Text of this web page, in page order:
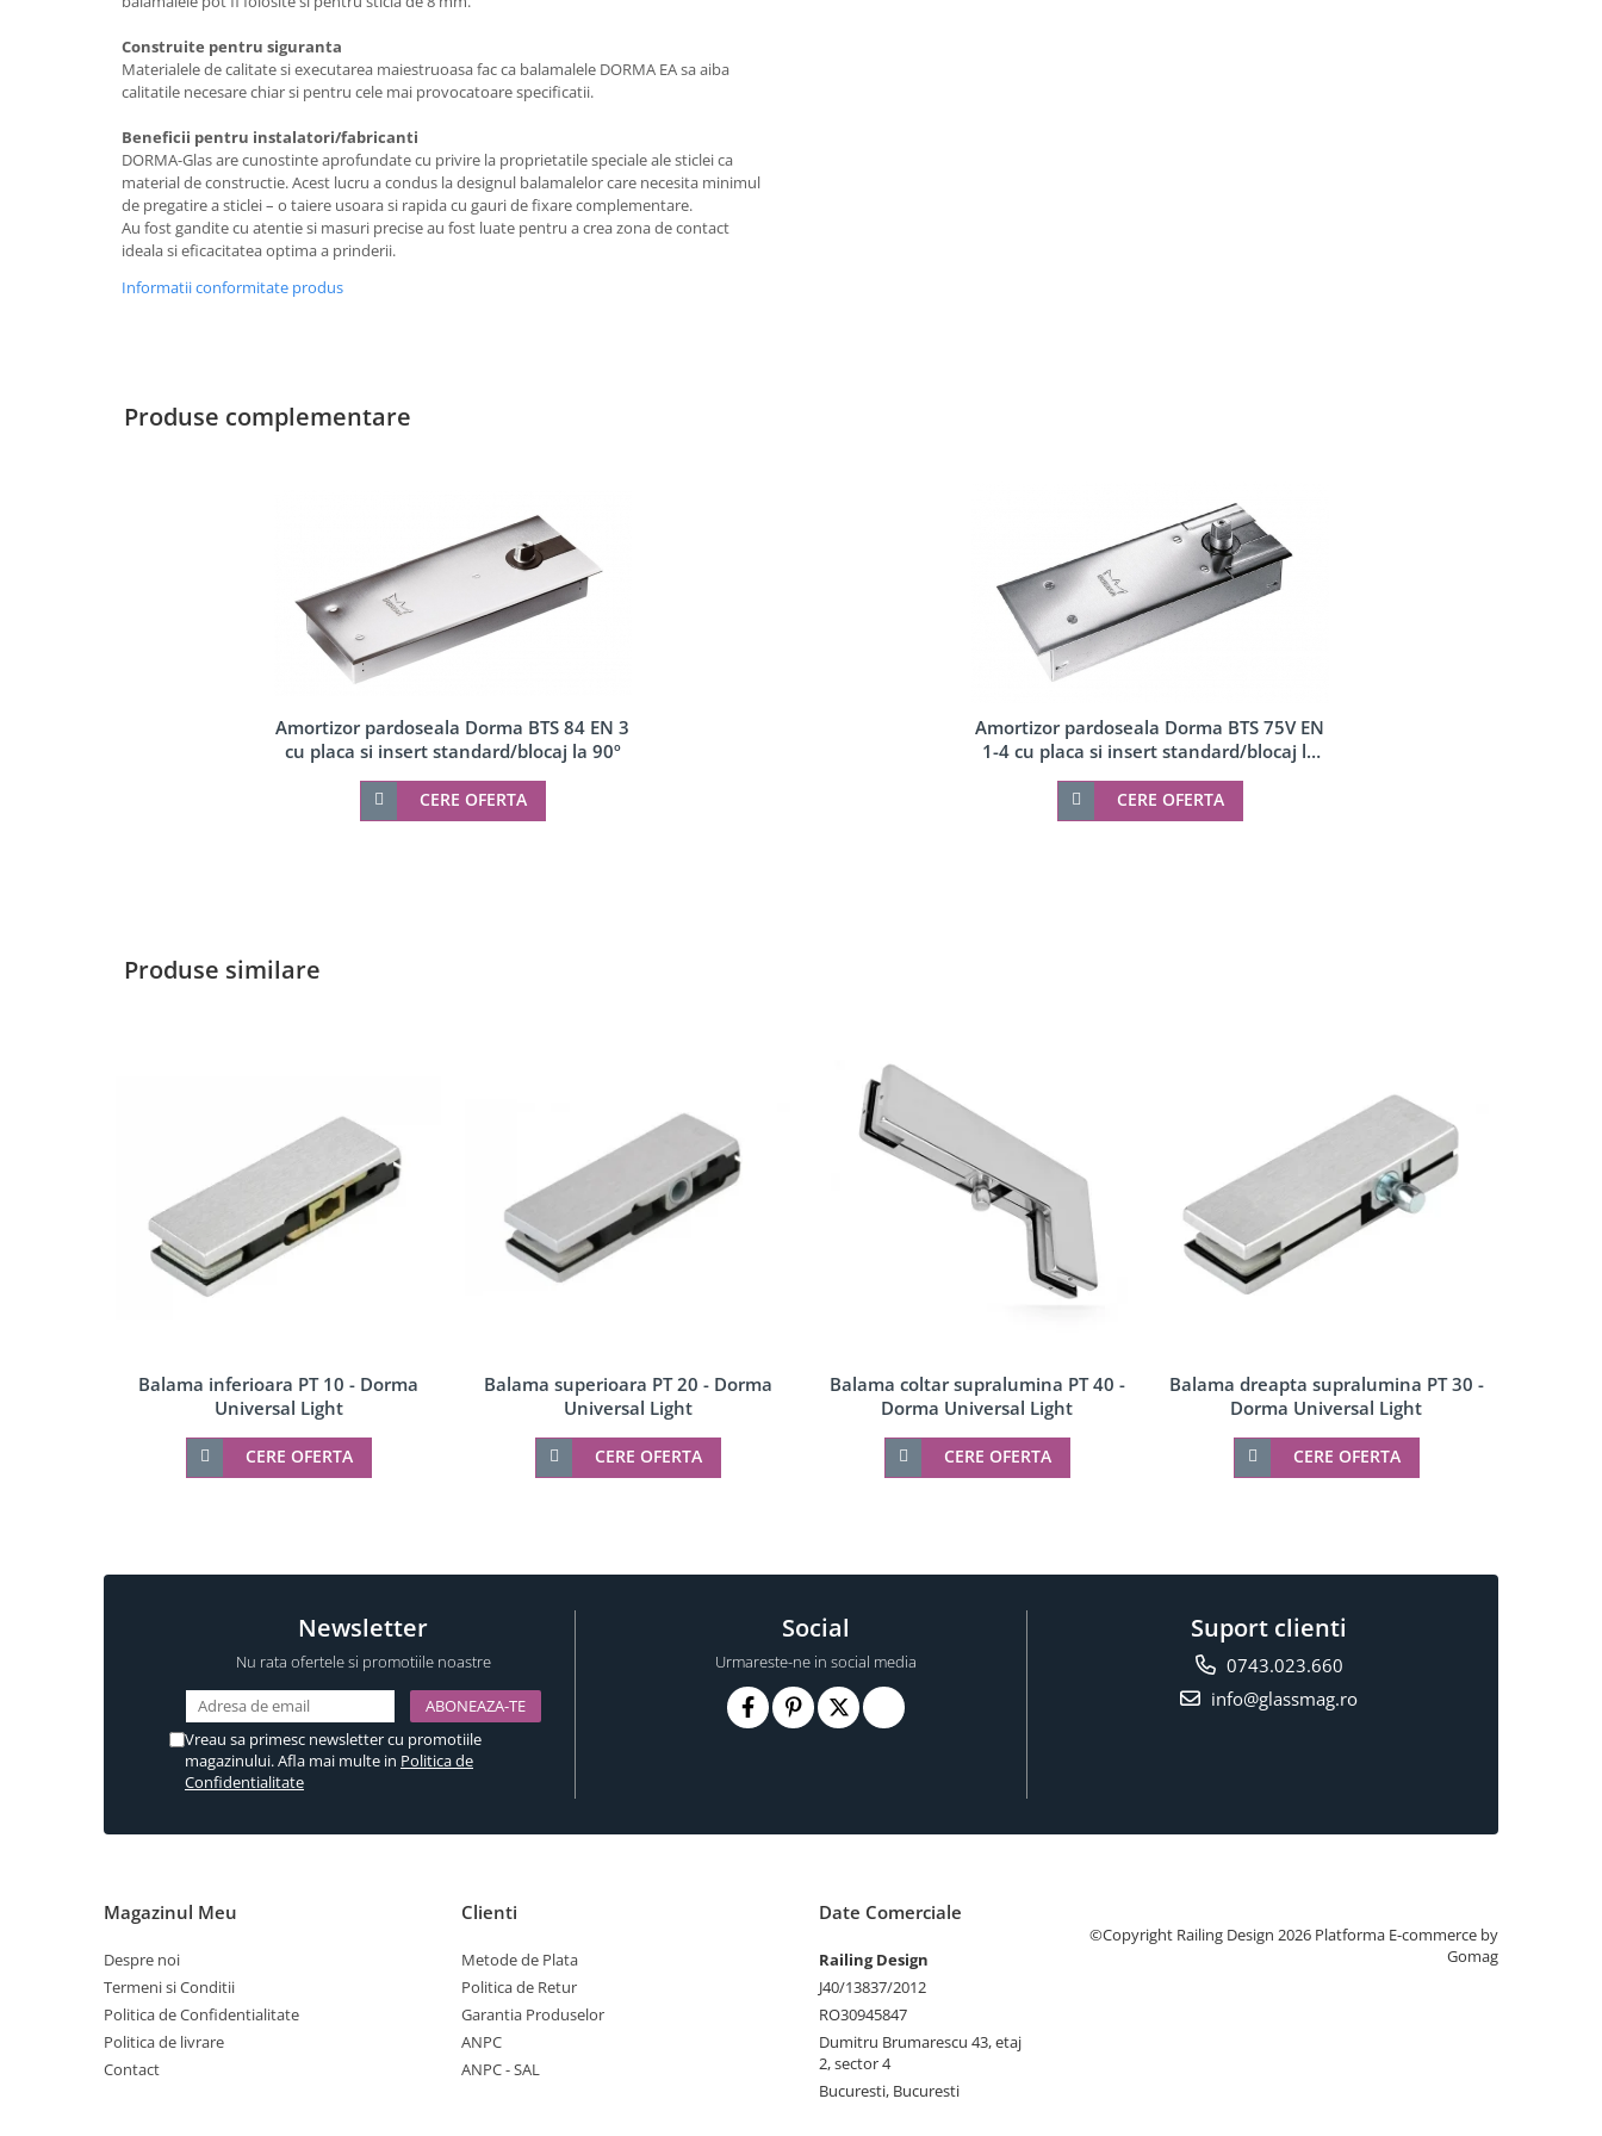
Usi glisante pentru vitrine
Manere tragatoare
Manere scoica
Componente cabine dus
Balamale cabine dus
Conectori cabine dus
Butoni si manere cabine dus
Cabluri si componente montanti balustrada
Securitate
Accesorii compartimentare toalete
Construite pentru siguranta
Materialele de calitate si executarea maiestruoasa fac ca balamalele DORMA EA sa aiba
calitatile necesare chiar si pentru cele mai provocatoare specificatii.
Beneficii pentru instalatori/fabricanti
DORMA-Glas are cunostinte aprofundate cu privire la proprietatile speciale ale sticlei ca
material de constructie. Acest lucru a condus la designul balamalelor care necesita minimul
de pregatire a sticlei – o taiere usoara si rapida cu gauri de fixare complementare.
Au fost gandite cu atentie si masuri precise au fost luate pentru a crea zona de contact
ideala si eficacitatea optima a prinderii.
Informatii conformitate produs
Produse complementare
Amortizor pardoseala Dorma BTS 84 EN 3
cu placa si insert standard/blocaj la 90º
CERE OFERTA
Amortizor pardoseala Dorma BTS 75V EN
1-4 cu placa si insert standard/blocaj la
90º
CERE OFERTA
Produse similare
Balama inferioara PT 10 - Dorma
Universal Light
CERE OFERTA
Balama superioara PT 20 - Dorma
Universal Light
CERE OFERTA
Balama coltar supralumina PT 40 -
Dorma Universal Light
CERE OFERTA
Balama dreapta supralumina PT 30 -
Dorma Universal Light
CERE OFERTA
Newsletter
Nu rata ofertele si promotiile noastre
Vreau sa primesc newsletter cu promotiile
magazinului. Afla mai multe in Politica de
Confidentialitate
Social
Urmareste-ne in social media
Suport clienti
0743.023.660
info@glassmag.ro
Magazinul Meu
Despre noi
Termeni si Conditii
Politica de Confidentialitate
Politica de livrare
Contact
Clienti
Metode de Plata
Politica de Retur
Garantia Produselor
ANPC
ANPC - SAL
Date Comerciale
Railing Design
J40/13837/2012
RO30945847
Dumitru Brumarescu 43, etaj
2, sector 4
Bucuresti, Bucuresti
©Copyright Railing Design 2026 Platforma E-commerce by
Gomag